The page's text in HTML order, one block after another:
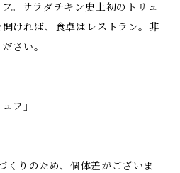
。サラダチキン史上初のトリュ
ければ、食卓はレストラン。非
さい。
フ」
くりのため、個体差がございま